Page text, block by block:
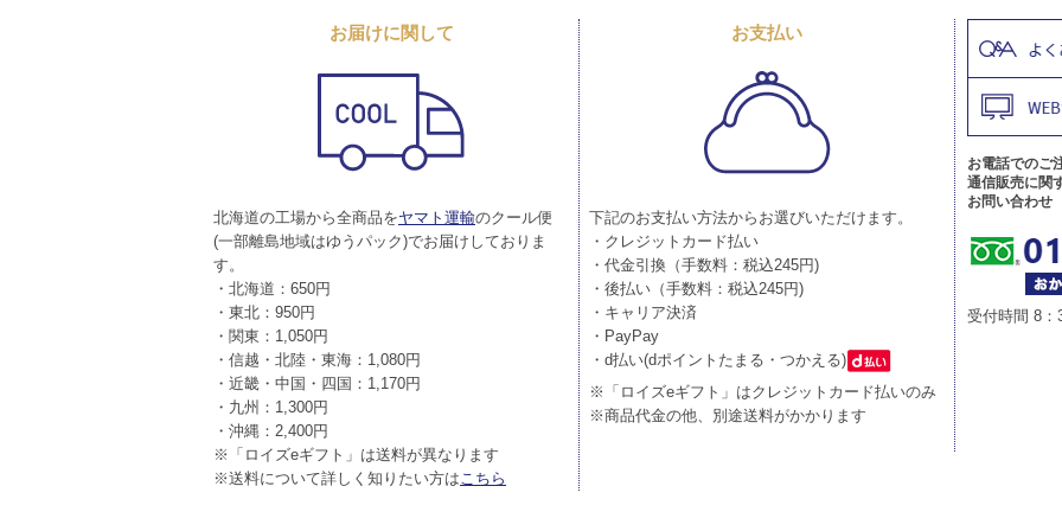
お届けに関して
北海道の工場から全商品をヤマト運輸のクール便
(一部離島地域はゆうパック)でお届けしておりま
す。
・北海道：650円
・東北：950円
・関東：1,050円
・信越・北陸・東海：1,080円
・近畿・中国・四国：1,170円
・九州：1,300円
・沖縄：2,400円
※「ロイズeギフト」は送料が異なります
※送料について詳しく知りたい方はこちら
お支払い
下記のお支払い方法からお選びいただけます。
・クレジットカード払い
・代金引換（手数料：税込245円)
・後払い（手数料：税込245円)
・キャリア決済
・PayPay
・d払い(dポイントたまる・つかえる)
※「ロイズeギフト」はクレジットカード払いのみ
※商品代金の他、別途送料がかかります
お電話でのご
通信販売に関
お問い合わせ
受付時間 8：